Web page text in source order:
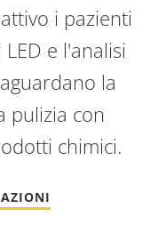
i pazienti
e l'analisi
la
pulizia con
chimici.